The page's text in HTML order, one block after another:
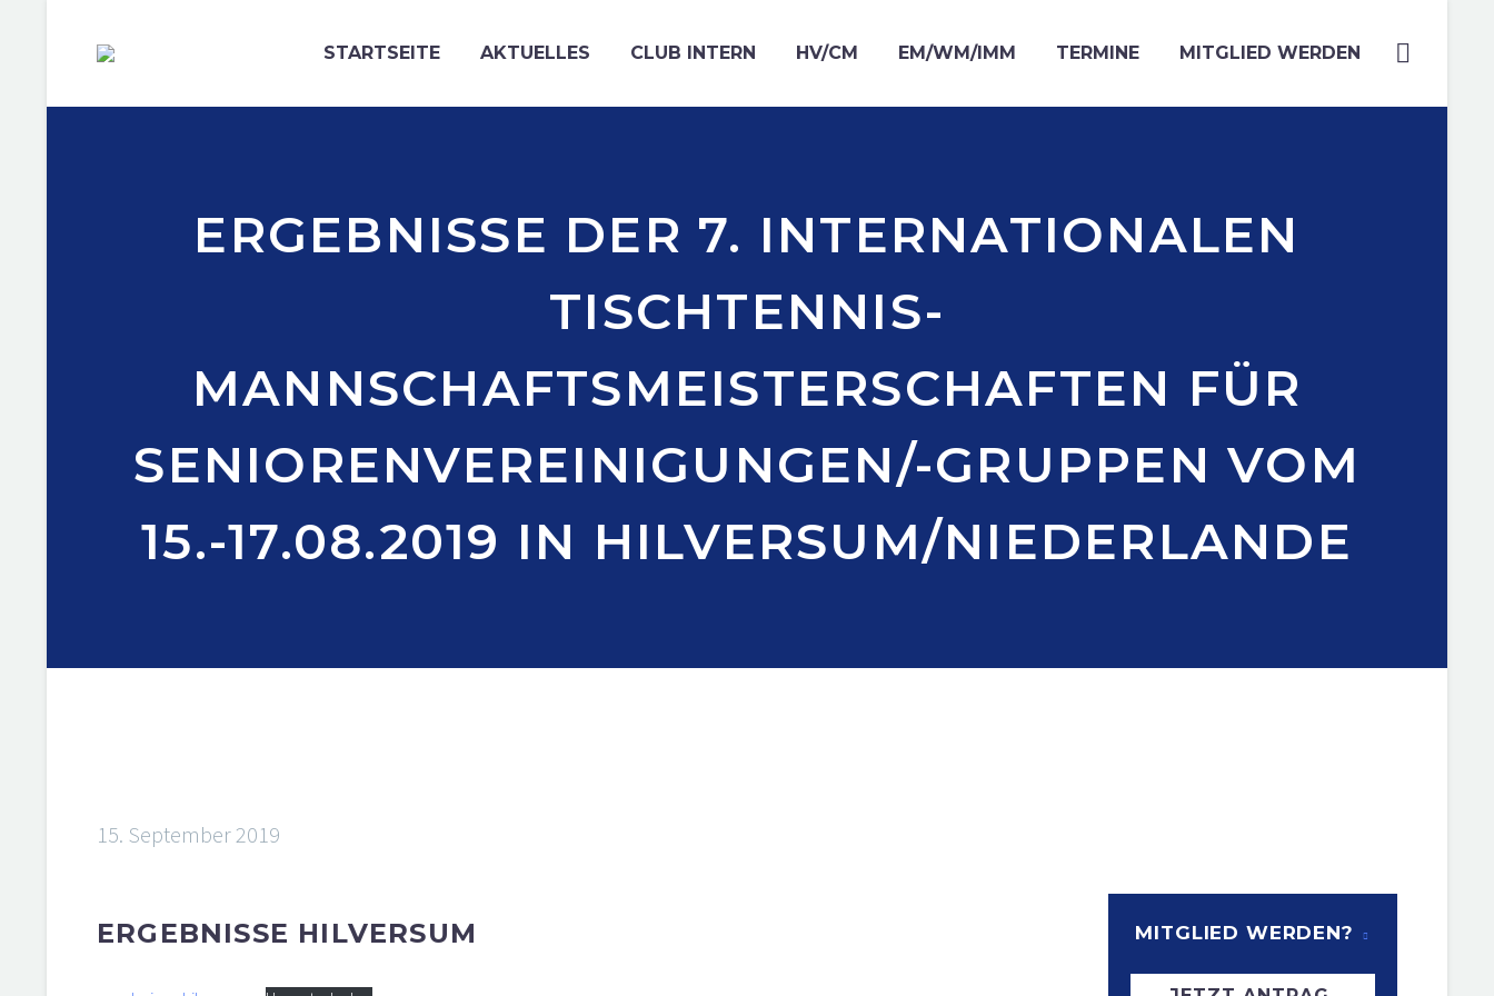
STARTSEITE AKTUELLES CLUB INTERN HV/CM EM/WM/IMM TERMINE MITGLIED WERDEN
ERGEBNISSE DER 7. INTERNATIONALEN
TISCHTENNIS-
MANNSCHAFTSMEISTERSCHAFTEN FÜR
SENIORENVEREINIGUNGEN/-GRUPPEN VOM
15.-17.08.2019 IN HILVERSUM/NIEDERLANDE
15. September 2019
ERGEBNISSE HILVERSUM MITGLIED WERDEN?